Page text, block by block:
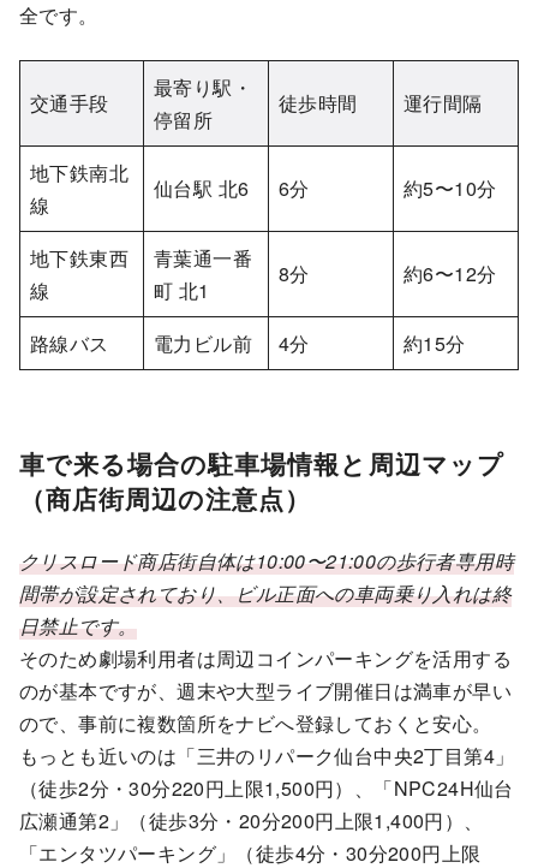
全です。
交通手段
最寄り駅・
停留所
徒歩時間 運行間隔
地下鉄南北
線
仙台駅 北6 6分 約5〜10分
地下鉄東西
線
青葉通一番
町 北1
8分 約6〜12分
路線バス 電力ビル前 4分 約15分
車で来る場合の駐車場情報と周辺マップ
（商店街周辺の注意点）
クリスロード商店街自体は10:00〜21:00の歩行者専用時
間帯が設定されており、ビル正面への車両乗り入れは終
日禁止です。
そのため劇場利用者は周辺コインパーキングを活用する
のが基本ですが、週末や大型ライブ開催日は満車が早い
ので、事前に複数箇所をナビへ登録しておくと安心。
もっとも近いのは「三井のリパーク仙台中央2丁目第4」
（徒歩2分・30分220円上限1,500円）、「NPC24H仙台
広瀬通第2」（徒歩3分・20分200円上限1,400円）、
「エンタツパーキング」（徒歩4分・30分200円上限